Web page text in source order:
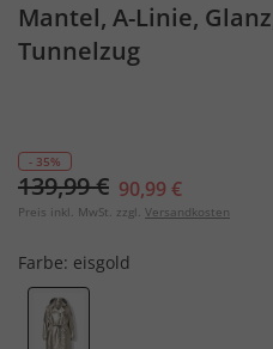
Mantel, A-Linie,
Tunnelzug
- 35%
139,99 € 90,99 €
Preis inkl. MwSt. zzgl. Versandkosten
Farbe: eisgold